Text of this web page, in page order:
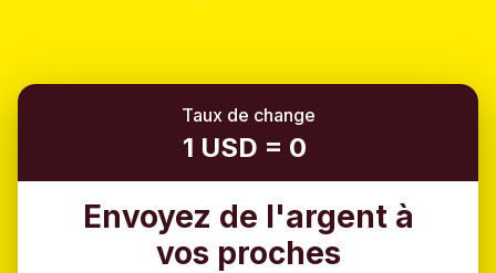
Taux de change
1 USD = 0
Envoyez de l'argent à
vos proches